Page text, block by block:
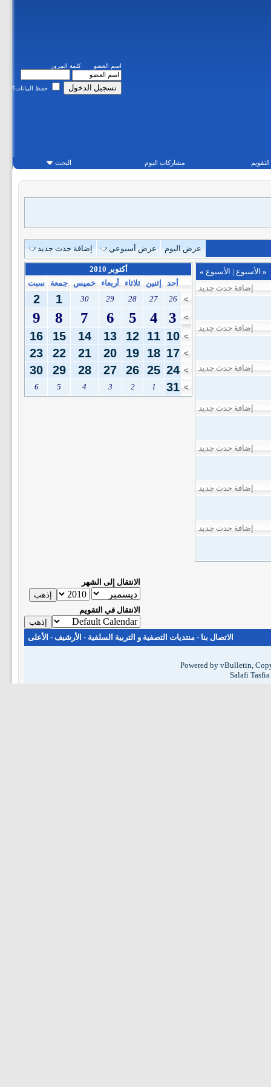
اسم العضو كلمة المرور
حفظ البيانات؟
التقويم مشاركات اليوم البحث
عرض اليوم عرض أسبوعي إضافة حدث جديد
« الأسبوع | الأسبوع »
إضافة حدث جديد
إضافة حدث جديد
إضافة حدث جديد
إضافة حدث جديد
إضافة حدث جديد
إضافة حدث جديد
إضافة حدث جديد
أكتوبر 2010
أحد
إثنين ثلاثاء أربعاء خميس جمعة
سبت
>
26
27
28
29
30
1
2
>
3
4
5
6
7
8
9
>
10
11
12
13
14
15
16
>
17
18
19
20
21
22
23
>
24
25
26
27
28
29
30
>
31
1
2
3
4
5
6
الانتقال إلى الشهر
الانتقال في التقويم
الاتصال بنا - منتديات التصفية و التربية السلفية - الأرشيف - الأعلى
Powered by vBulletin,
Salafi